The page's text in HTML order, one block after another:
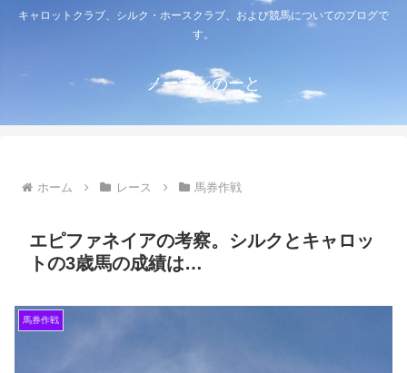
キャロットクラブ、シルク・ホースクラブ、および競馬についてのブログで
す。
ノーザンのーと
ホーム レース 馬券作戦
エピファネイアの考察。シルクとキャロッ
トの3歳馬の成績は…
馬券作戦